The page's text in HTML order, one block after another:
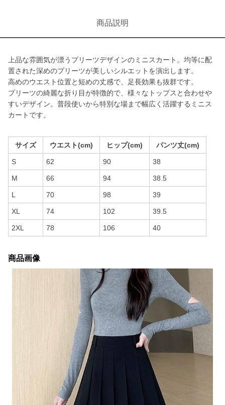
商品説明
上品な雰囲気が漂うプリーツデザインのミニスカート。均等に配
置された深めのプリーツが美しいシルエットを演出します。
高めのウエスト位置と短めの丈感で、足長効果も抜群です。
プリーツの綺麗な折り目が特徴的で、様々なトップスと合わせや
すいデザイン。普段使いから特別な場まで幅広く活躍するミニス
カートです。
サイズ ウエスト(cm) ヒップ(cm) パンツ丈(cm)
S 62 90 38
M 66 94 38.5
L 70 98 39
XL 74 102 39.5
2XL 78 106 40
商品画像